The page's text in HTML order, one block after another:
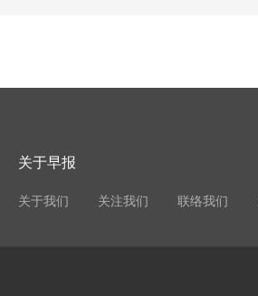
关于早报
关于我们 关注我们 联络我们